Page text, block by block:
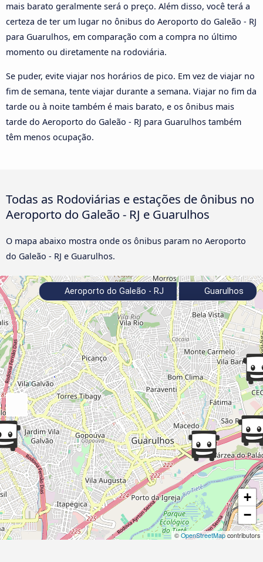
mais barato geralmente será o preço. Além disso, você terá a
certeza de ter um lugar no ônibus do Aeroporto do Galeão - RJ
para Guarulhos, em comparação com a compra no último
momento ou diretamente na rodoviária.
Se puder, evite viajar nos horários de pico. Em vez de viajar no
fim de semana, tente viajar durante a semana. Viajar no fim da
tarde ou à noite também é mais barato, e os ônibus mais
tarde do Aeroporto do Galeão - RJ para Guarulhos também
têm menos ocupação.
Todas as Rodoviárias e estações de ônibus no
Aeroporto do Galeão - RJ e Guarulhos
O mapa abaixo mostra onde os ônibus param no Aeroporto
do Galeão - RJ e Guarulhos.
+
−
©OpenStreetMap contributors
Aeroporto do Galeão - RJ Guarulhos